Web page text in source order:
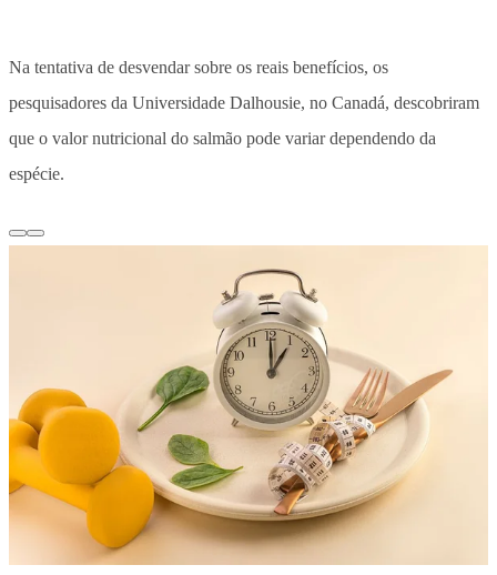
Na tentativa de desvendar sobre os reais benefícios, os
pesquisadores da Universidade Dalhousie, no Canadá, descobriram
que o valor nutricional do salmão pode variar dependendo da
espécie.